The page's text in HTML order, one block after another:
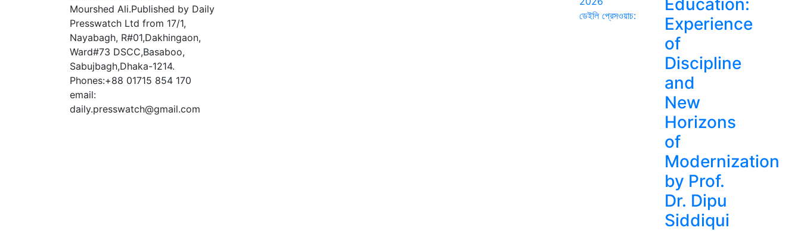
Mourshed Ali.Published by Daily
Presswatch Ltd from 17/1,
Nayabagh, R#01,Dakhingaon,
Ward#73 DSCC,Basaboo,
Sabujbagh,Dhaka-1214.
Phones:+88 01715 854 170
email:
daily.presswatch@gmail.com
ডেইলি প্রেসওয়াচ:
Experience
of
Discipline
and
New
Horizons
of
Modernization
by Prof.
Dr. Dipu
Siddiqui